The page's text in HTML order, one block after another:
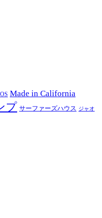
Made in California
プ サーファーズハウス ジャオ